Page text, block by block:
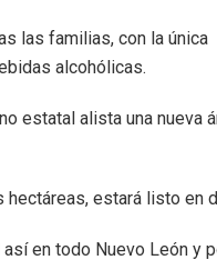
las familias, con la única
alcohólicas.
estatal alista una
hectáreas, estará listo en
en todo Nuevo León y